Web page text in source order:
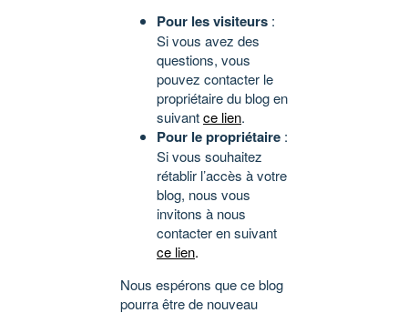
Pour les visiteurs :
Si vous avez des
questions, vous
pouvez contacter le
propriétaire du blog en
suivantce lien.
Pour le propriétaire :
Si vous souhaitez
rétablir l’accès à votre
blog, nous vous
invitons à nous
contacter en suivant
ce lien.
Nous espérons que ce blog
pourra être de nouveau